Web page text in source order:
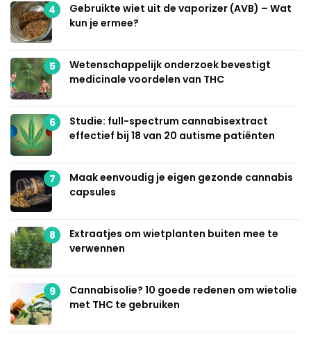
4
Gebruikte wiet uit de vaporizer (AVB) – Wat
kun je ermee?
5
Wetenschappelijk onderzoek bevestigt
medicinale voordelen van THC
6
Studie: full-spectrum cannabisextract
effectief bij 18 van 20 autisme patiënten
7
Maak eenvoudig je eigen gezonde cannabis
capsules
8
Extraatjes om wietplanten buiten mee te
verwennen
9
Cannabisolie? 10 goede redenen om wietolie
met THC te gebruiken